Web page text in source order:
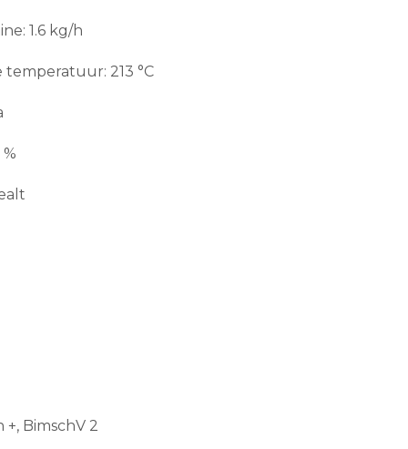
1.6 kg/h
temperatuur: 213 °C
+, BimschV 2